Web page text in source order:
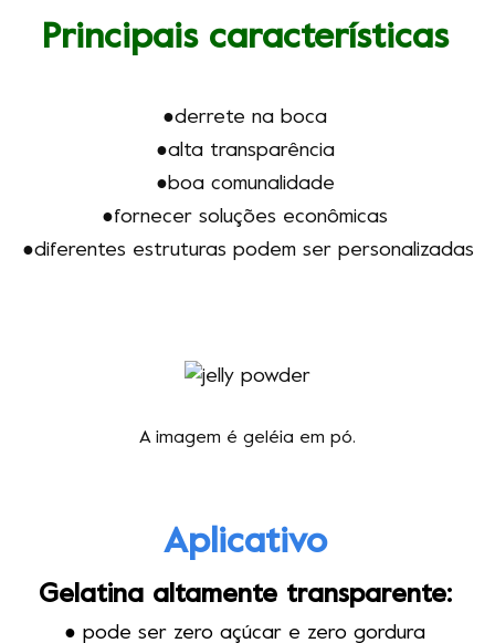
Principais características
●derrete na boca
●alta transparência
●boa comunalidade
●fornecer soluções econômicas
●diferentes estruturas podem ser personalizadas
A imagem é geléia em pó.
Aplicativo
Gelatina altamente transparente:
● pode ser zero açúcar e zero gordura